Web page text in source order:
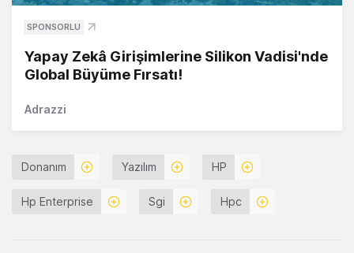
SPONSORLU
Yapay Zekâ Girişimlerine Silikon Vadisi'nde
Global Büyüme Fırsatı!
Adrazzi
Donanım Yazılım HP
Hp Enterprise Sgi Hpc